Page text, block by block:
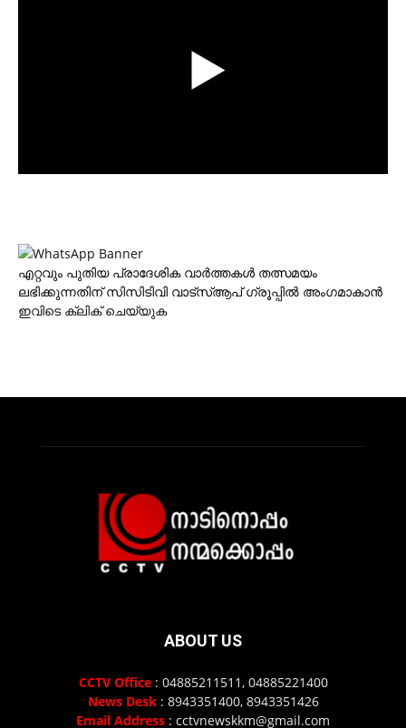
എറ്റവും പുതിയ പ്രാദേശിക വാര്‍ത്തകള്‍ തത്സമയം
ലഭിക്കുന്നതിന് സിസിടിവി വാട്‌സ്ആപ് ഗ്രൂപ്പില്‍ അംഗമാകാന്‍
ഇവിടെ ക്ലിക് ചെയ്യുക
ABOUT US
CCTV Office: 04885211511, 04885221400
News Desk: 8943351400, 8943351426
Email Address : cctvnewskkm@gmail.com